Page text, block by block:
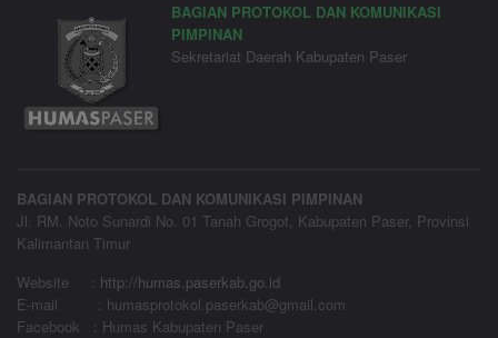
BAGIAN PROTOKOL DAN KOMUNIKASI
PIMPINAN
Sekretariat Daerah Kabupaten Paser
BAGIAN PROTOKOL DAN KOMUNIKASI PIMPINAN
Jl. RM. Noto Sunardi No. 01 Tanah Grogot, Kabupaten Paser, Provinsi
Kalimantan Timur
Website
: http://humas.paserkab.go.id
E-mail : humasprotokol.paserkab@gmail.com
Facebook : Humas Kabupaten Paser